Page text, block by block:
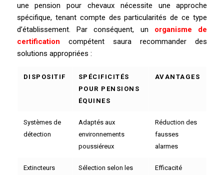
une pension pour chevaux nécessite une approche
spécifique, tenant compte des particularités de ce type
d’établissement. Par conséquent, un organisme de
certification compétent saura recommander des
solutions appropriées :
DISPOSITIF
SPÉCIFICITÉS
POUR PENSIONS
ÉQUINES
AVANTAGES
Systèmes de
détection
Adaptés aux
environnements
poussiéreux
Réduction des
fausses
alarmes
Extincteurs
Sélection selon les
Efficacité